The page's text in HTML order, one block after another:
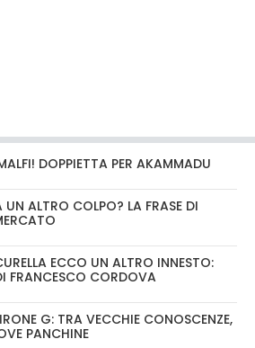
DOPPIETTA PER AKAMMADU
UN ALTRO COLPO? LA FRASE DI
ECCO UN ALTRO INNESTO:
FRANCESCO CORDOVA
G: TRA VECCHIE CONOSCENZE,
PANCHINE